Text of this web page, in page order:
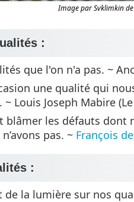
Image par Svklimkin
:
que l'on n'a pas. ~
une qualité qui
Louis Joseph Mabire
blâmer les défauts
pas. ~ François
:
la lumière sur nos